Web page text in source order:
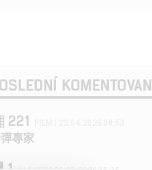
221
專家